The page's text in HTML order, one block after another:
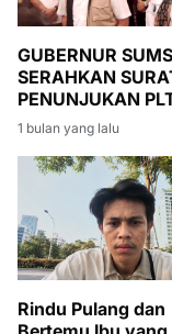
GUBERNUR
SERAHKAN
PENUNJUKAN
BUPATI MUARA
SUMARNI
STABILITAS
PEMERINTAHAN
PEMBANGUNAN
1 bulan yang lalu
Rindu Pulang dan